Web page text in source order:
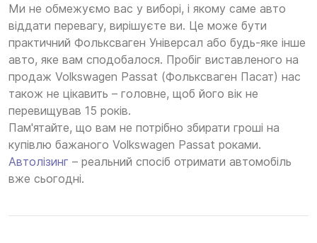
Ми не обмежуємо вас у виборі, і якому саме авто
віддати перевагу, вирішуєте ви. Це може бути
практичний Фольксваген Універсал або будь-яке інше
авто, яке вам сподобалося. Пробіг виставленого на
продаж Volkswagen Passat (Фольксваген Пасат) нас
також не цікавить – головне, щоб його вік не
перевищував 15 років.
Пам'ятайте, що вам не потрібно збирати гроші на
купівлю бажаного Volkswagen Passat роками.
Автолізинг – реальний спосіб отримати автомобіль
вже сьогодні.